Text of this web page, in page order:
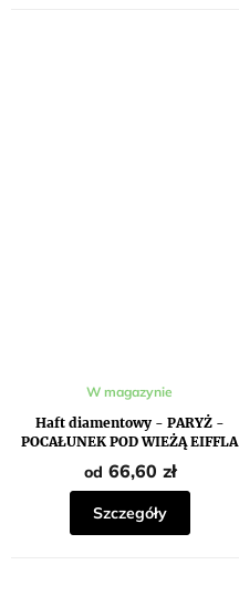
Haft diamentowy - PARYŻ -
POCAŁUNEK POD WIEŻĄ EIFFLA
W magazynie
od 66,60 zł
Szczegóły